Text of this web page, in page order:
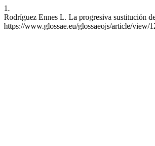
1.
Rodríguez Ennes L. La progresiva sustitución
https://www.glossae.eu/glossaeojs/article/view/